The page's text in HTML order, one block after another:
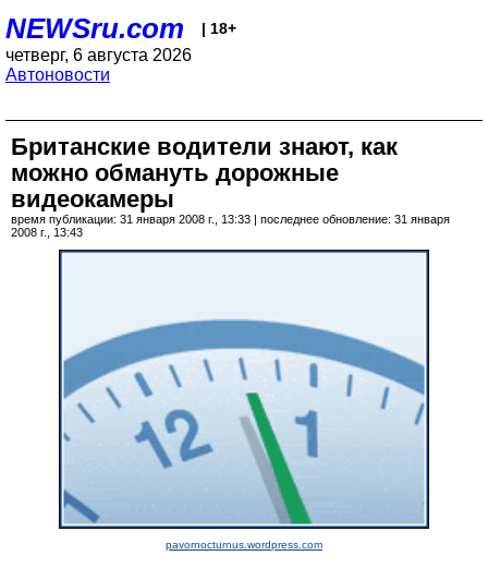
NEWSru.com | 18+
четверг, 6 августа 2026
Автоновости
Британские водители знают, как
можно обмануть дорожные
видеокамеры
время публикации: 31 января 2008 г., 13:33 | последнее обновление: 31 января
2008 г., 13:43
pavornocturnus.wordpress.com